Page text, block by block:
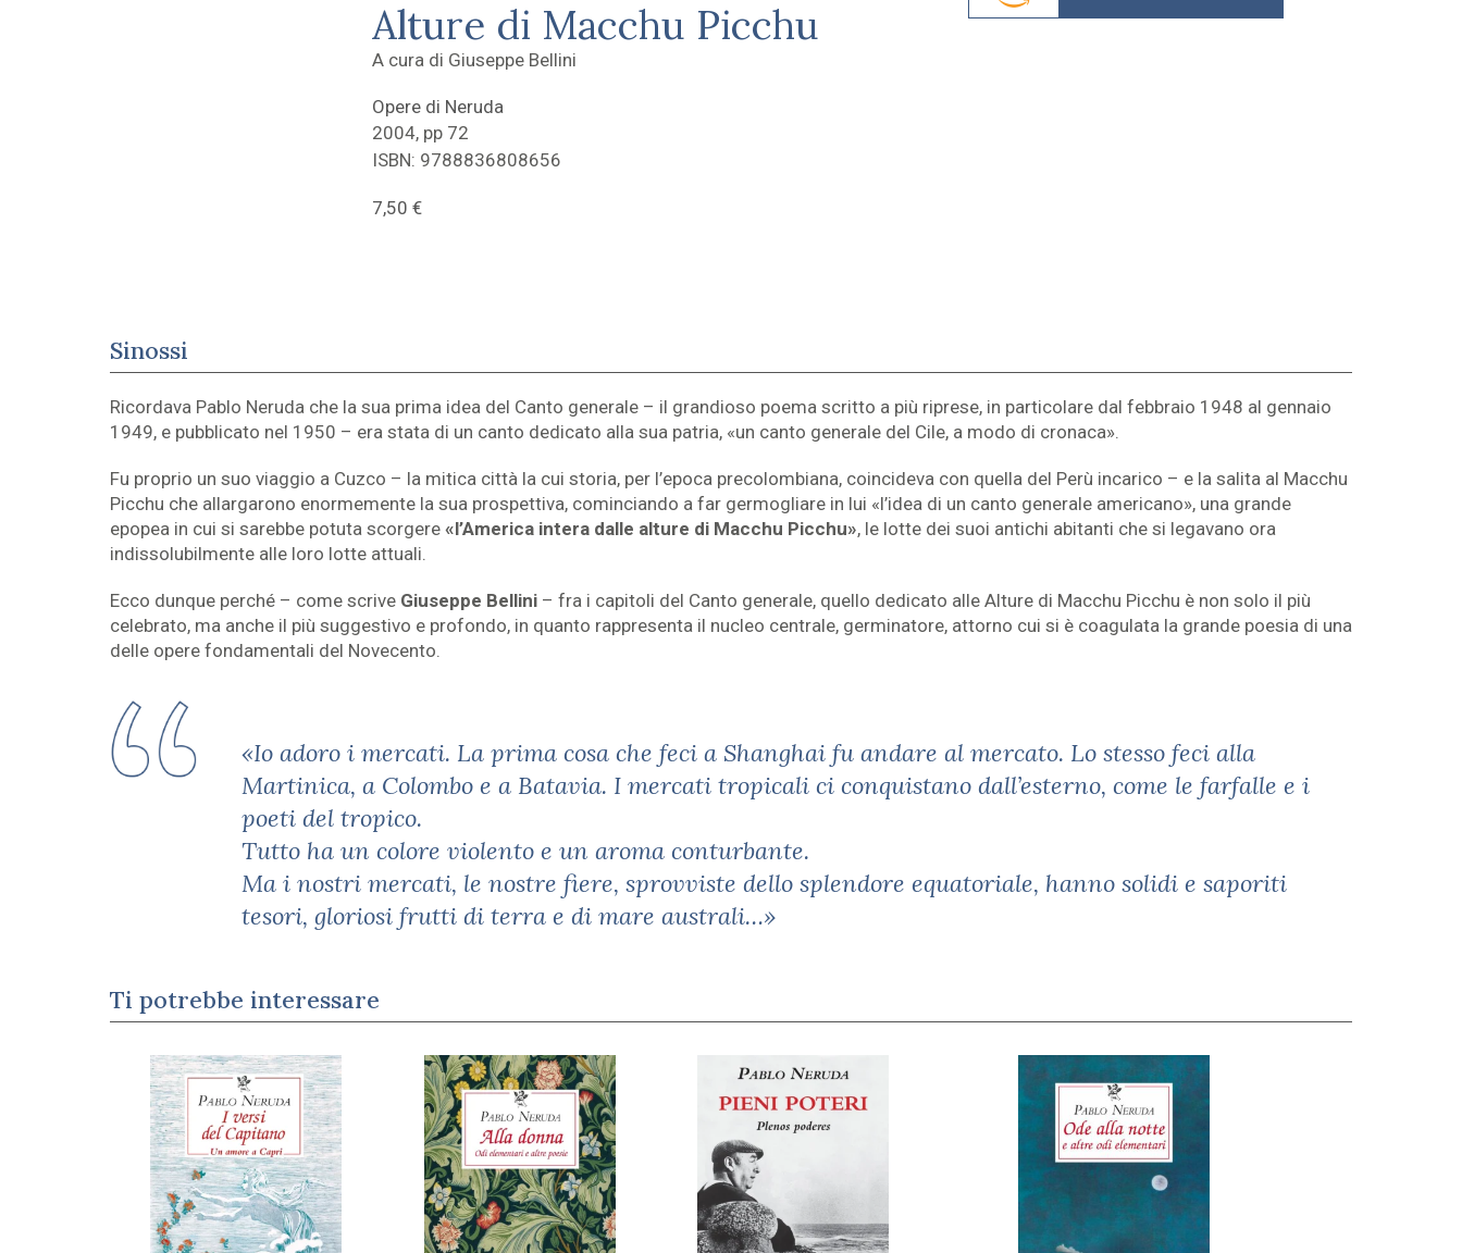
Alture di Macchu Picchu
A cura di Giuseppe Bellini
Opere di Neruda
2004, pp 72
ISBN: 9788836808656
7,50 €
Sinossi
Ricordava Pablo Neruda che la sua prima idea del Canto generale – il grandioso poema scritto a più riprese, in particolare dal febbraio 1948 al gennaio
1949, e pubblicato nel 1950 – era stata di un canto dedicato alla sua patria, «un canto generale del Cile, a modo di cronaca».
Fu proprio un suo viaggio a Cuzco – la mitica città la cui storia, per l’epoca precolombiana, coincideva con quella del Perù incarico – e la salita al Macchu
Picchu che allargarono enormemente la sua prospettiva, cominciando a far germogliare in lui «l’idea di un canto generale americano», una grande
epopea in cui si sarebbe potuta scorgere «l’America intera dalle alture di Macchu Picchu», le lotte dei suoi antichi abitanti che si legavano ora
indissolubilmente alle loro lotte attuali.
Ecco dunque perché – come scriveGiuseppe Bellini– fra i capitoli del Canto generale, quello dedicato alle Alture di Macchu Picchu è non solo il più
celebrato, ma anche il più suggestivo e profondo, in quanto rappresenta il nucleo centrale, germinatore, attorno cui si è coagulata la grande poesia di una
delle opere fondamentali del Novecento.
«Io adoro i mercati. La prima cosa che feci a Shanghai fu andare al mercato. Lo stesso feci alla
Martinica, a Colombo e a Batavia. I mercati tropicali ci conquistano dall’esterno, come le farfalle e i
poeti del tropico.
Tutto ha un colore violento e un aroma conturbante.
Ma i nostri mercati, le nostre fiere, sprovviste dello splendore equatoriale, hanno solidi e saporiti
tesori, gloriosi frutti di terra e di mare australi…»
Ti potrebbe interessare